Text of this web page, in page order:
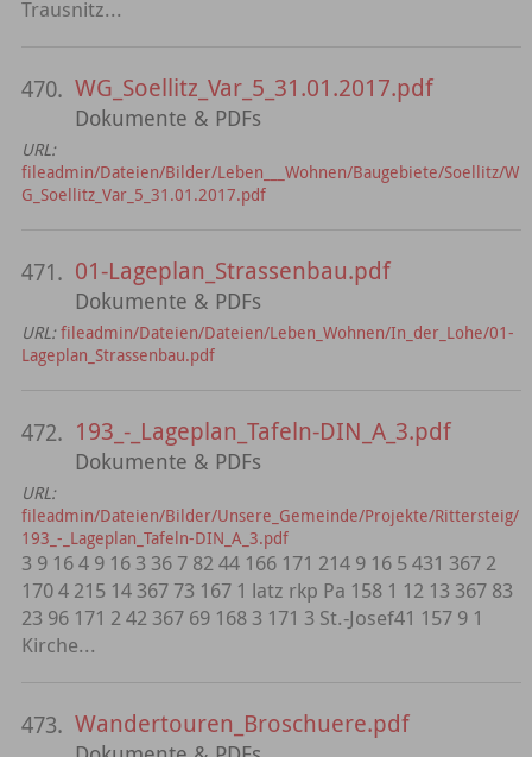
Trausnitz...
470. WG_Soellitz_Var_5_31.01.2017.pdf
Dokumente & PDFs
URL:
fileadmin/Dateien/Bilder/Leben___Wohnen/Baugebiete/Soellitz/W
G_Soellitz_Var_5_31.01.2017.pdf
471. 01-Lageplan_Strassenbau.pdf
Dokumente & PDFs
URL: fileadmin/Dateien/Dateien/Leben_Wohnen/In_der_Lohe/01-
Lageplan_Strassenbau.pdf
472. 193_-_Lageplan_Tafeln-DIN_A_3.pdf
Dokumente & PDFs
URL:
fileadmin/Dateien/Bilder/Unsere_Gemeinde/Projekte/Rittersteig/
193_-_Lageplan_Tafeln-DIN_A_3.pdf
3 9 16 4 9 16 3 36 7 82 44 166 171 214 9 16 5 431 367 2
170 4 215 14 367 73 167 1 latz rkp Pa 158 1 12 13 367 83
23 96 171 2 42 367 69 168 3 171 3 St.-Josef41 157 9 1
Kirche...
473. Wandertouren_Broschuere.pdf